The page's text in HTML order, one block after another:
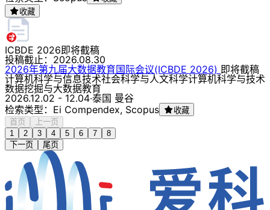
收藏
ICBDE 2026即将截稿
投稿截止： 2026.08.30
2026年第九届大数据教育国际会议(ICBDE 2026) 即将截稿
计算机科学与信息技术社会科学与人文科学计算机科学与技术
数据挖掘与大数据教育
2026.12.02 - 12.04·泰国 曼谷
检索类型：Ei Compendex, Scopus
收藏
首页
上一页
1
2 3 4 5 6 7
8
下一页
尾页